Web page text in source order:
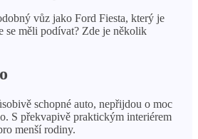
vůz jako Ford Fiesta, který je
se měli podívat? Zde je několik
schopné auto, nepřijdou o moc
S překvapivě praktickým interiérem
menší rodiny.